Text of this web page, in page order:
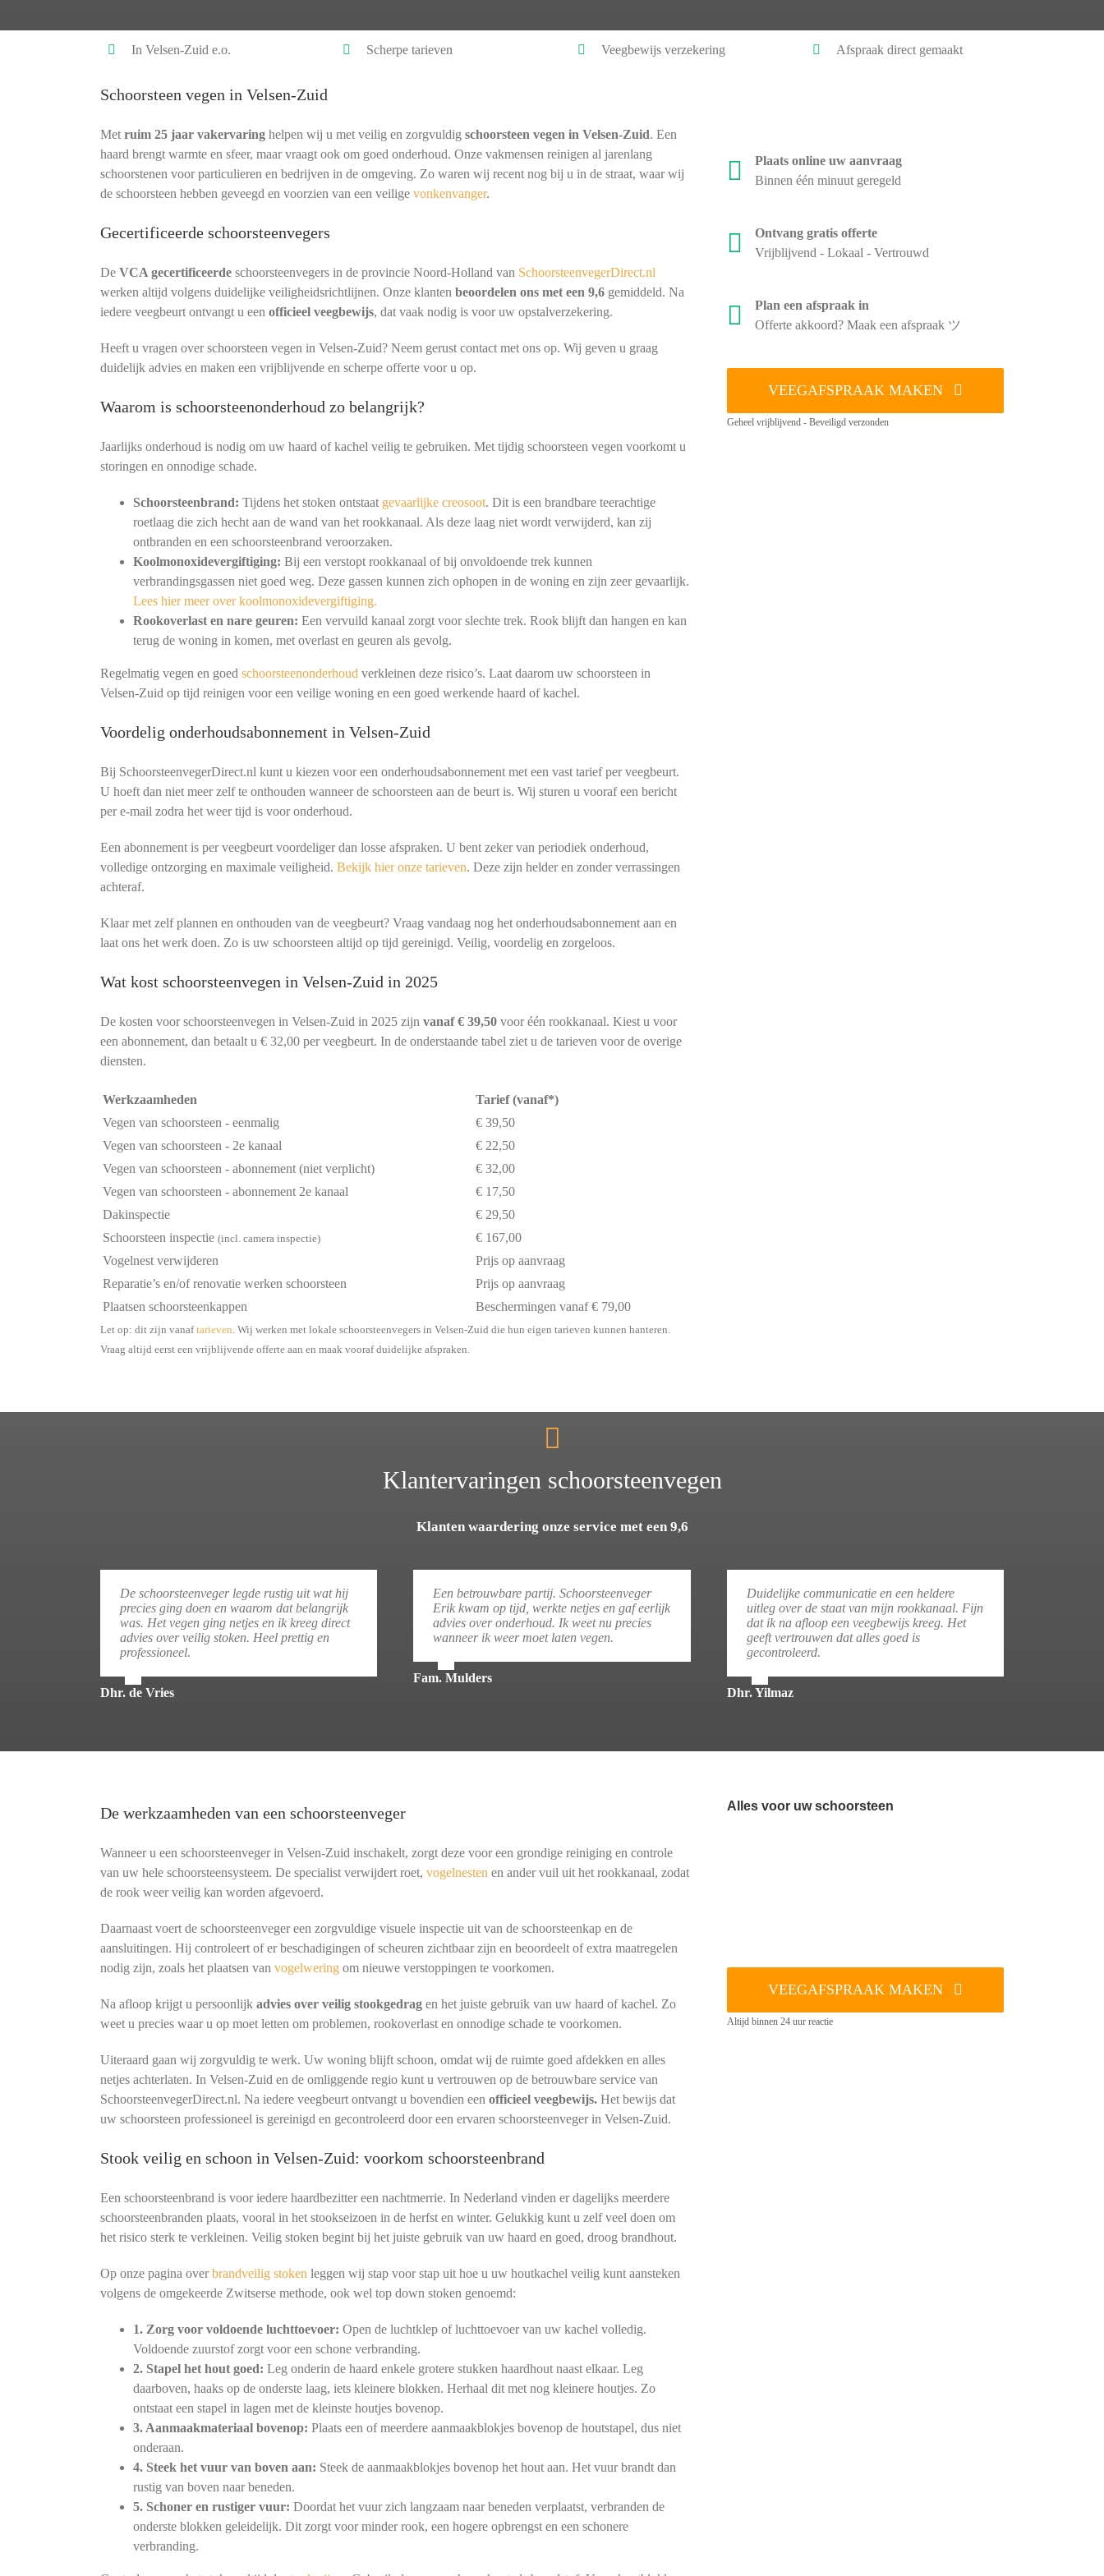
In Velsen-Zuid e.o. Scherpe tarieven Veegbewijs verzekering Afspraak direct gemaakt
Schoorsteen vegen in Velsen-Zuid
Met ruim 25 jaar vakervaringhelpen wij u met veilig en zorgvuldig schoorsteen vegen in Velsen-Zuid. Een
haard brengt warmte en sfeer, maar vraagt ook om goed onderhoud. Onze vakmensen reinigen al jarenlang
schoorstenen voor particulieren en bedrijven in de omgeving. Zo waren wij recent nog bij u in de straat, waar wij
de schoorsteen hebben geveegd en voorzien van een veilige vonkenvanger.
Gecertificeerde schoorsteenvegers
De VCA gecertificeerdeschoorsteenvegers in de provincie Noord-Holland van SchoorsteenvegerDirect.nl
werken altijd volgens duidelijke veiligheidsrichtlijnen. Onze klanten beoordelen ons met een 9,6gemiddeld. Na
iedere veegbeurt ontvangt u een officieel veegbewijs, dat vaak nodig is voor uw opstalverzekering.
Heeft u vragen over schoorsteen vegen in Velsen-Zuid? Neem gerust contact met ons op. Wij geven u graag
duidelijk advies en maken een vrijblijvende en scherpe offerte voor u op.
Waarom is schoorsteenonderhoud zo belangrijk?
Jaarlijks onderhoud is nodig om uw haard of kachel veilig te gebruiken. Met tijdig schoorsteen vegen voorkomt u
storingen en onnodige schade.
Schoorsteenbrand: Tijdens het stoken ontstaat gevaarlijke creosoot. Dit is een brandbare teerachtige
roetlaag die zich hecht aan de wand van het rookkanaal. Als deze laag niet wordt verwijderd, kan zij
ontbranden en een schoorsteenbrand veroorzaken.
Koolmonoxidevergiftiging: Bij een verstopt rookkanaal of bij onvoldoende trek kunnen
verbrandingsgassen niet goed weg. Deze gassen kunnen zich ophopen in de woning en zijn zeer gevaarlijk.
Lees hier meer over koolmonoxidevergiftiging.
Rookoverlast en nare geuren: Een vervuild kanaal zorgt voor slechte trek. Rook blijft dan hangen en kan
terug de woning in komen, met overlast en geuren als gevolg.
Regelmatig vegen en goed schoorsteenonderhoud verkleinen deze risico’s. Laat daarom uw schoorsteen in
Velsen-Zuid op tijd reinigen voor een veilige woning en een goed werkende haard of kachel.
Voordelig onderhoudsabonnement in Velsen-Zuid
Bij SchoorsteenvegerDirect.nl kunt u kiezen voor een onderhoudsabonnement met een vast tarief per veegbeurt.
U hoeft dan niet meer zelf te onthouden wanneer de schoorsteen aan de beurt is. Wij sturen u vooraf een bericht
per e-mail zodra het weer tijd is voor onderhoud.
Een abonnement is per veegbeurt voordeliger dan losse afspraken. U bent zeker van periodiek onderhoud,
volledige ontzorging en maximale veiligheid. Bekijk hier onze tarieven. Deze zijn helder en zonder verrassingen
achteraf.
Klaar met zelf plannen en onthouden van de veegbeurt? Vraag vandaag nog het onderhoudsabonnement aan en
laat ons het werk doen. Zo is uw schoorsteen altijd op tijd gereinigd. Veilig, voordelig en zorgeloos.
Wat kost schoorsteenvegen in Velsen-Zuid in 2025
De kosten voor schoorsteenvegen in Velsen-Zuid in 2025 zijn vanaf € 39,50voor één rookkanaal. Kiest u voor
een abonnement, dan betaalt u € 32,00 per veegbeurt. In de onderstaande tabel ziet u de tarieven voor de overige
diensten.
Werkzaamheden
Tarief (vanaf*)
Vegen van schoorsteen - eenmalig
€ 39,50
Vegen van schoorsteen - 2e kanaal
€ 22,50
Vegen van schoorsteen - abonnement (niet verplicht)
€ 32,00
Vegen van schoorsteen - abonnement 2e kanaal
€ 17,50
Dakinspectie
€ 29,50
Schoorsteen inspectie (incl. camera inspectie)
€ 167,00
Vogelnest verwijderen
Prijs op aanvraag
Reparatie’s en/of renovatie werken schoorsteen
Prijs op aanvraag
Plaatsen schoorsteenkappen
Beschermingen vanaf € 79,00
Let op: dit zijn vanaftarieven . Wij werken met lokale schoorsteenvegers in Velsen-Zuid die hun eigen tarieven kunnen hanteren.
Vraag altijd eerst een vrijblijvende offerte aan en maak vooraf duidelijke afspraken.
Plaats online uw aanvraag
Binnen één minuut geregeld
Ontvang gratis offerte
Vrijblijvend - Lokaal - Vertrouwd
Plan een afspraak in
Offerte akkoord? Maak een afspraak ツ
VEEGAFSPRAAK MAKEN
Geheel vrijblijvend - Beveiligd verzonden
Klantervaringen schoorsteenvegen
Klanten waardering onze service met een 9,6
De schoorsteenveger legde rustig uit wat hij
precies ging doen en waarom dat belangrijk
was. Het vegen ging netjes en ik kreeg direct
advies over veilig stoken. Heel prettig en
professioneel.
Dhr. de Vries
Een betrouwbare partij. Schoorsteenveger
Erik kwam op tijd, werkte netjes en gaf eerlijk
advies over onderhoud. Ik weet nu precies
wanneer ik weer moet laten vegen.
Fam. Mulders
Duidelijke communicatie en een heldere
uitleg over de staat van mijn rookkanaal. Fijn
dat ik na afloop een veegbewijs kreeg. Het
geeft vertrouwen dat alles goed is
gecontroleerd.
Dhr. Yilmaz
De werkzaamheden van een schoorsteenveger
Wanneer u een schoorsteenveger in Velsen-Zuid inschakelt, zorgt deze voor een grondige reiniging en controle
van uw hele schoorsteensysteem. De specialist verwijdert roet, vogelnesten en ander vuil uit het rookkanaal, zodat
de rook weer veilig kan worden afgevoerd.
Daarnaast voert de schoorsteenveger een zorgvuldige visuele inspectie uit van de schoorsteenkap en de
aansluitingen. Hij controleert of er beschadigingen of scheuren zichtbaar zijn en beoordeelt of extra maatregelen
nodig zijn, zoals het plaatsen van vogelweringom nieuwe verstoppingen te voorkomen.
Na afloop krijgt u persoonlijk advies over veilig stookgedragen het juiste gebruik van uw haard of kachel. Zo
weet u precies waar u op moet letten om problemen, rookoverlast en onnodige schade te voorkomen.
Uiteraard gaan wij zorgvuldig te werk. Uw woning blijft schoon, omdat wij de ruimte goed afdekken en alles
netjes achterlaten. In Velsen-Zuid en de omliggende regio kunt u vertrouwen op de betrouwbare service van
SchoorsteenvegerDirect.nl. Na iedere veegbeurt ontvangt u bovendien een officieel veegbewijs. Het bewijs dat
uw schoorsteen professioneel is gereinigd en gecontroleerd door een ervaren schoorsteenveger in Velsen-Zuid.
Stook veilig en schoon in Velsen-Zuid: voorkom schoorsteenbrand
Een schoorsteenbrand is voor iedere haardbezitter een nachtmerrie. In Nederland vinden er dagelijks meerdere
schoorsteenbranden plaats, vooral in het stookseizoen in de herfst en winter. Gelukkig kunt u zelf veel doen om
het risico sterk te verkleinen. Veilig stoken begint bij het juiste gebruik van uw haard en goed, droog brandhout.
Op onze pagina overbrandveilig stoken leggen wij stap voor stap uit hoe u uw houtkachel veilig kunt aansteken
volgens de omgekeerde Zwitserse methode, ook wel top down stoken genoemd:
1. Zorg voor voldoende luchttoevoer: Open de luchtklep of luchttoevoer van uw kachel volledig.
Voldoende zuurstof zorgt voor een schone verbranding.
2. Stapel het hout goed: Leg onderin de haard enkele grotere stukken haardhout naast elkaar. Leg
daarboven, haaks op de onderste laag, iets kleinere blokken. Herhaal dit met nog kleinere houtjes. Zo
ontstaat een stapel in lagen met de kleinste houtjes bovenop.
3. Aanmaakmateriaal bovenop: Plaats een of meerdere aanmaakblokjes bovenop de houtstapel, dus niet
onderaan.
4. Steek het vuur van boven aan: Steek de aanmaakblokjes bovenop het hout aan. Het vuur brandt dan
rustig van boven naar beneden.
5. Schoner en rustiger vuur: Doordat het vuur zich langzaam naar beneden verplaatst, verbranden de
onderste blokken geleidelijk. Dit zorgt voor minder rook, een hogere opbrengst en een schonere
verbranding.
Alles voor uw schoorsteen
VEEGAFSPRAAK MAKEN
Altijd binnen 24 uur reactie